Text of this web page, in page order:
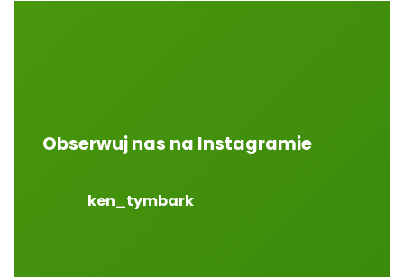
Obserwuj nas na Instagramie
ken_tymbark